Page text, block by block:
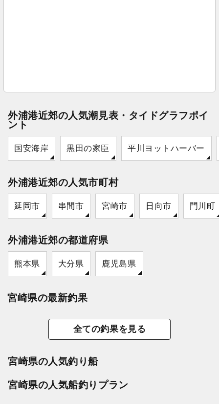
外浦港近郊の人気潮見表・タイドグラフポイ
ント
国安海岸 黒田の家臣 平川ヨットハーバー
外浦港近郊の人気市町村
延岡市 串間市 宮崎市 日向市 門川町
外浦港近郊の都道府県
熊本県 大分県 鹿児島県
宮崎県の最新釣果
全ての釣果を見る
宮崎県の人気釣り船
宮崎県の人気船釣りプラン